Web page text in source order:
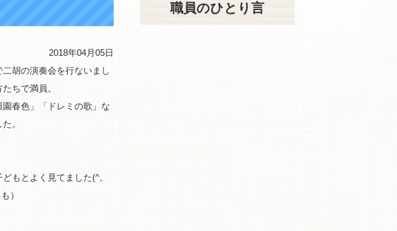
2018年04月05日
胡の演奏会を行ないまし
ちで満員。
園春色」「ドレミの歌」な
。
もとよく見てました(^。
）
職員のひとり言